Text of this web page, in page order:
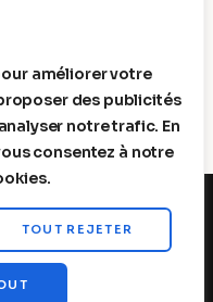
améliorer votre
des publicités
notre trafic. En
consentez à notre
TOUT REJETER
2026. All Rights Reserved.